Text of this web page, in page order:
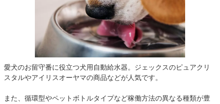
愛犬のお留守番に役立つ犬用自動給水器。ジェックスのピュアクリ
スタルやアイリスオーヤマの商品などが人気です。
また、循環型やペットボトルタイプなど稼働方法の異なる種類が豊